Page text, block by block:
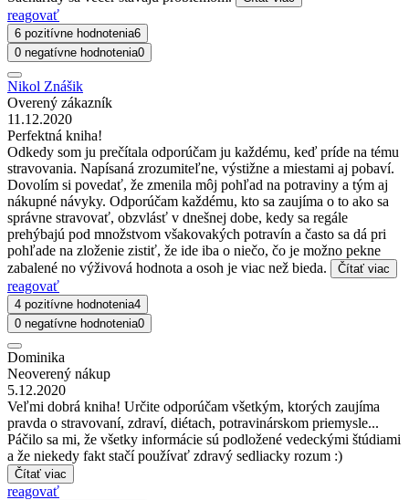
reagovať
6 pozitívne hodnotenia6
0 negatívne hodnotenia0
Nikol Znášik
Overený zákazník
11.12.2020
Perfektná kniha!
Odkedy som ju prečítala odporúčam ju každému, keď príde na tému
stravovania. Napísaná zrozumiteľne, výstižne a miestami aj pobaví.
Dovolím si povedať, že zmenila môj pohľad na potraviny a tým aj
nákupné návyky. Odporúčam každému, kto sa zaujíma o to ako sa
správne stravovať, obzvlásť v dnešnej dobe, kedy sa regále
prehýbajú pod množstvom všakovakých potravín a často sa dá pri
pohľade na zloženie zistiť, že ide iba o niečo, čo je možno pekne
zabalené no výživová hodnota a osoh je viac než bieda.
Čítať viac
reagovať
4 pozitívne hodnotenia4
0 negatívne hodnotenia0
Dominika
Neoverený nákup
5.12.2020
Veľmi dobrá kniha! Určite odporúčam všetkým, ktorých zaujíma
pravda o stravovaní, zdraví, diétach, potravinárskom priemysle...
Páčilo sa mi, že všetky informácie sú podložené vedeckými štúdiami
a že niekedy fakt stačí používať zdravý sedliacky rozum :)
Čítať viac
reagovať